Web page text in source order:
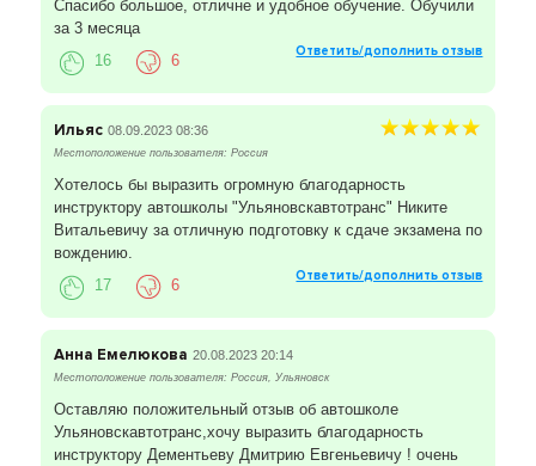
Спасибо большое, отличне и удобное обучение. Обучили
за 3 месяца
Ответить/дополнить отзыв
16 6
Ильяс 08.09.2023 08:36
Местоположение пользователя: Россия
Хотелось бы выразить огромную благодарность
инструктору автошколы "Ульяновскавтотранс" Никите
Витальевичу за отличную подготовку к сдаче экзамена по
вождению.
Ответить/дополнить отзыв
17 6
Анна Емелюкова 20.08.2023 20:14
Местоположение пользователя: Россия, Ульяновск
Оставляю положительный отзыв об автошколе
Ульяновскавтотранс,хочу выразить благодарность
инструктору Дементьеву Дмитрию Евгеньевичу ! очень